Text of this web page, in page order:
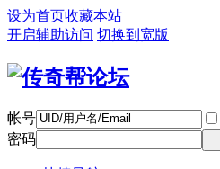
设为首页收藏本站
开启辅助访问 切换到宽版
帐号
密码